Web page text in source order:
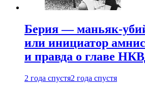
Берия — маньяк-
или инициатор
и правда о главе
2 года спустя2 года спустя